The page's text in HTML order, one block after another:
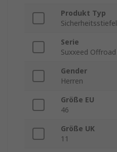
Produkt Typ
Sicherheitsstiefel
Serie
Suxxeed Offroad
Gender
Herren
Größe EU
46
Größe UK
11